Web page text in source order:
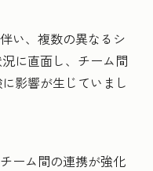
い、複数の異なるシ
に直面し、チーム間
影響が生じていまし
ーム間の連携が強化